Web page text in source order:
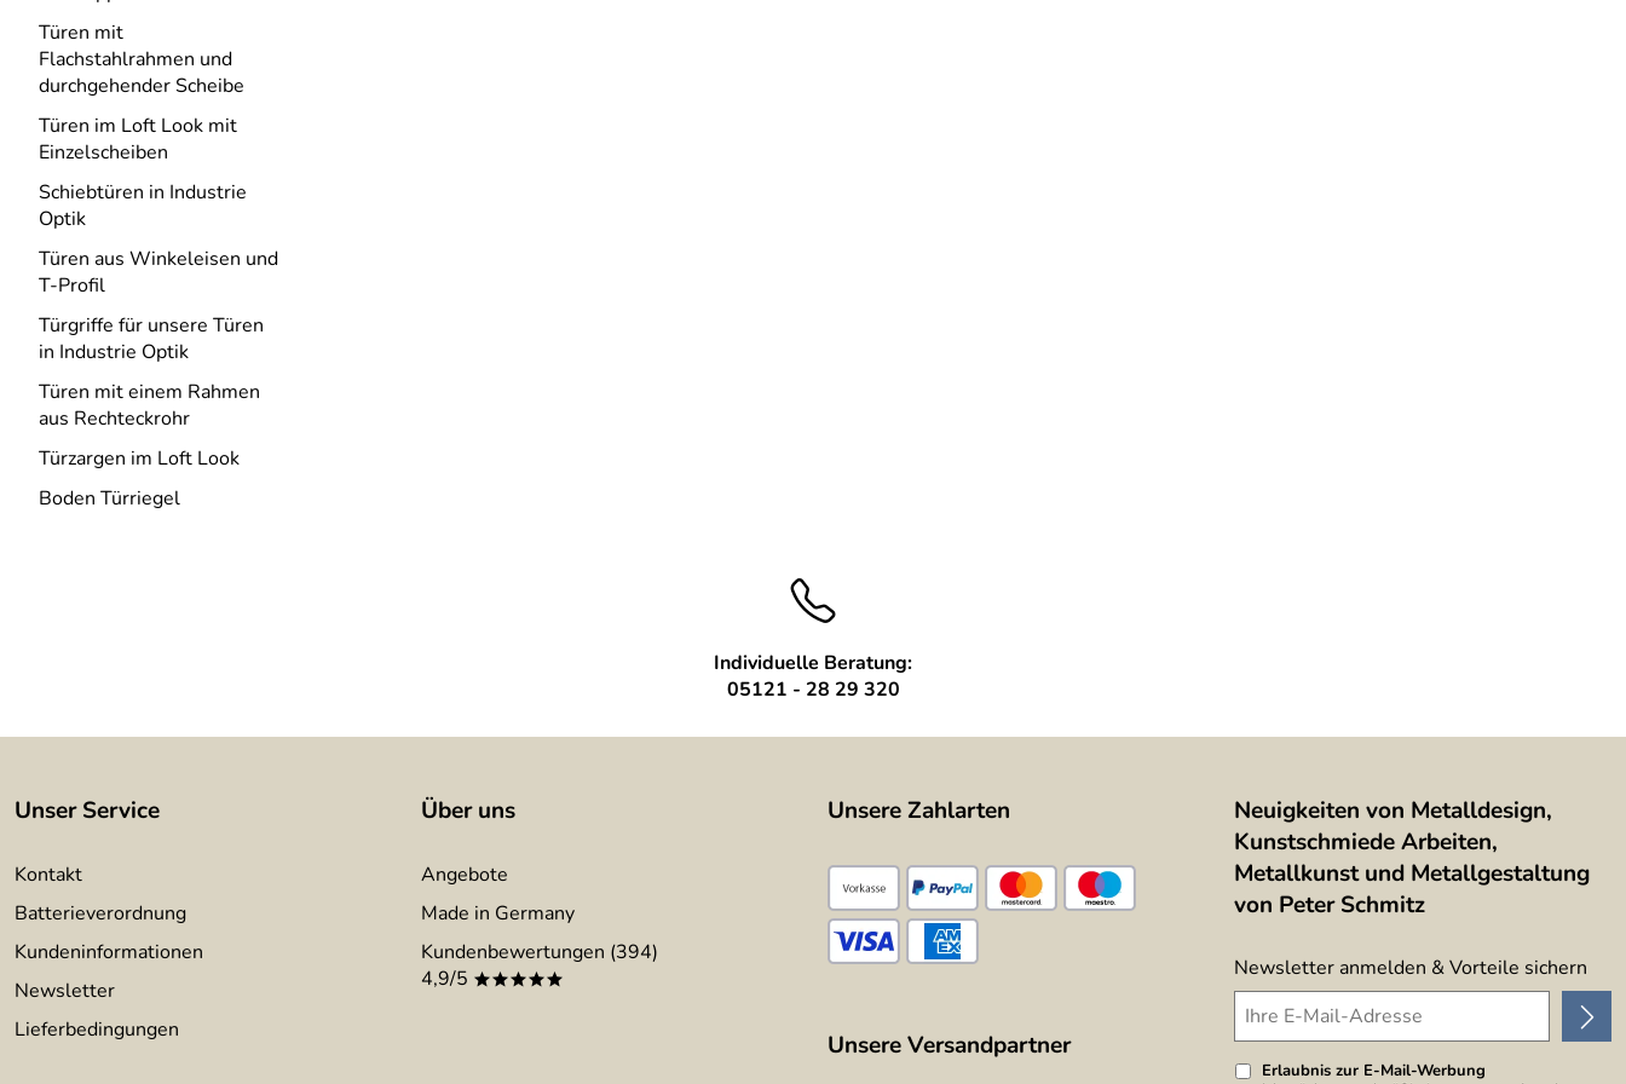
Türen mit
Flachstahlrahmen und
durchgehender Scheibe
Türen im Loft Look mit
Einzelscheiben
Schiebtüren in Industrie
Optik
Türen aus Winkeleisen und
T-Profil
Türgriffe für unsere Türen
in Industrie Optik
Türen mit einem Rahmen
aus Rechteckrohr
Türzargen im Loft Look
Boden Türriegel
Individuelle Beratung:
05121 - 28 29 320
Unser Service
Kontakt
Batterieverordnung
Kundeninformationen
Newsletter
Lieferbedingungen
Über uns
Angebote
Made in Germany
Kundenbewertungen (394)
4,9/5 *****
Unsere Zahlarten
Unsere Versandpartner
Neuigkeiten von Metalldesign,
Kunstschmiede Arbeiten,
Metallkunst und Metallgestaltung
von Peter Schmitz
Newsletter anmelden & Vorteile sichern
Erlaubnis zur E-Mail-Werbung